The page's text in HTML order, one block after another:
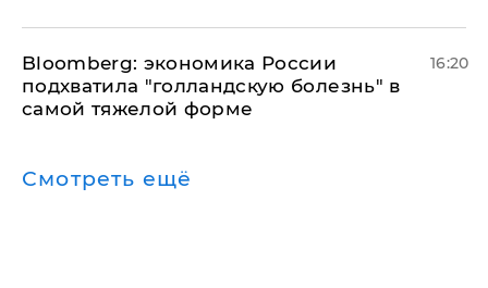
Bloomberg: экономика России
подхватила "голландскую болезнь" в
самой тяжелой форме
16:20
Смотреть ещё